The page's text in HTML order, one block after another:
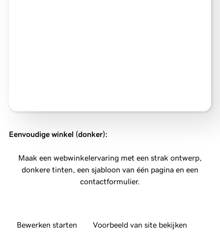
Eenvoudige winkel (donker):
Maak een webwinkelervaring met een strak ontwerp,
donkere tinten, een sjabloon van één pagina en een
contactformulier.
Bewerken starten Voorbeeld van site bekijken